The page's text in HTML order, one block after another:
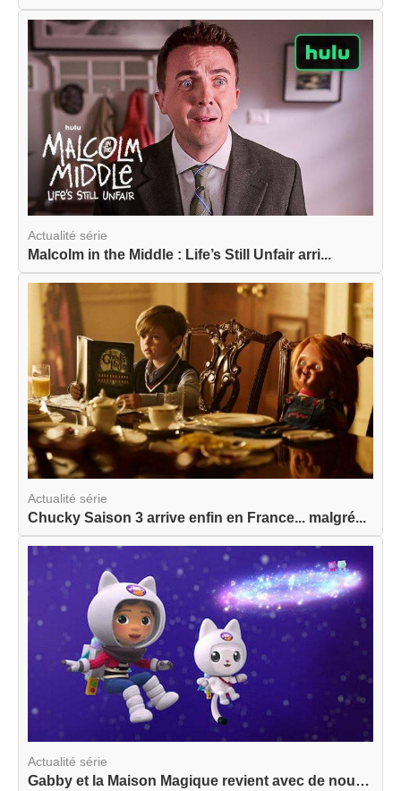
Actualité série
Malcolm in the Middle : Life’s Still Unfair arri...
Actualité série
Chucky Saison 3 arrive enfin en France... malgré...
Actualité série
Gabby et la Maison Magique revient avec de nouve...